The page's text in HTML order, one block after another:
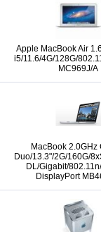
Apple MacBook Air
i5/11.6/4G/128G/
MC969J/A
MacBook 2.0GHz
Duo/13.3"/2G/160G/
DL/Gigabit/
DisplayPort